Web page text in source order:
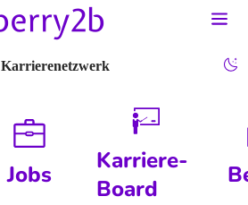
Karrierenetzwerk
Jobs
Karriere-
Board